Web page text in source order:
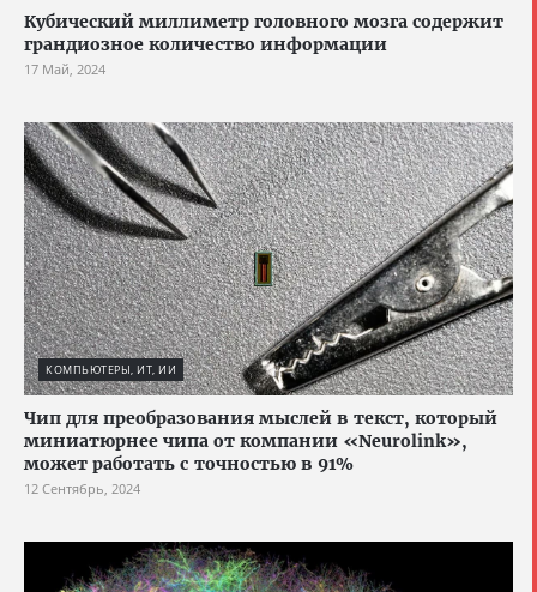
Кубический миллиметр головного мозга содержит
грандиозное количество информации
17 Май, 2024
КОМПЬЮТЕРЫ, ИТ, ИИ
Чип для преобразования мыслей в текст, который
миниатюрнее чипа от компании «Neurolink»,
может работать с точностью в 91%
12 Сентябрь, 2024